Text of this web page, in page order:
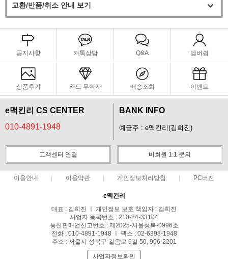
교환/반품/취소 안내 보기
공지사항 카톡상담 Q&A 멤버쉽
상품후기 카드 무이자 배송조회 이벤트
e맥킨리 CS CENTER
010-4891-1948
BANK INFO
예금주 : e맥킨리(김희진)
고객센터 연결 비회원 1:1 문의
이용안내 이용약관 개인정보처리방침 PC버전
e맥킨리
대표 : 김희진 ㅣ 개인정보 보호 책임자 : 김희진
사업자 등록번호 : 210-24-33104
통신판매업신고번호 : 제2025-서울성북-0996호
전화 : 010-4891-1948 ㅣ 팩스 : 02-6398-1948
주소 : 서울시 성북구 길음로 9길 50, 906-2201
사업자정보확인